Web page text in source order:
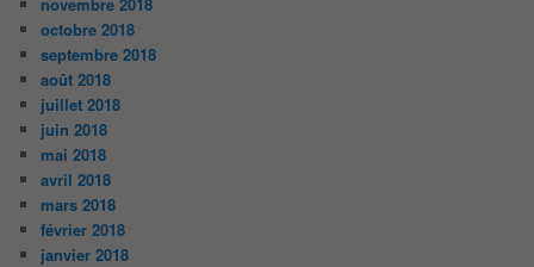
novembre 2018
octobre 2018
septembre 2018
août 2018
juillet 2018
juin 2018
mai 2018
avril 2018
mars 2018
février 2018
janvier 2018